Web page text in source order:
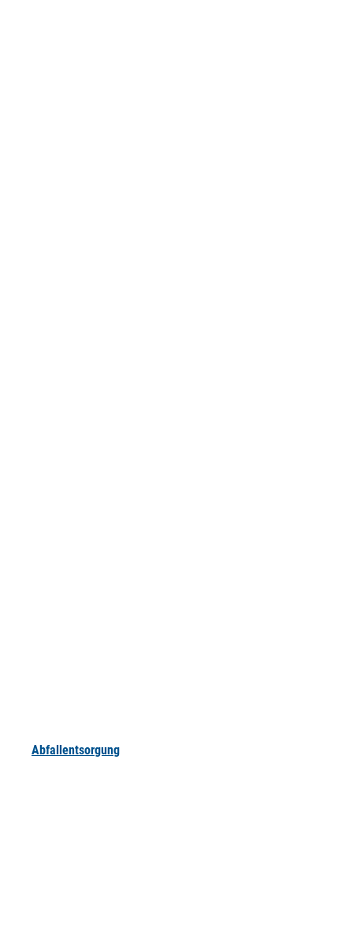
Abfallentsorgung